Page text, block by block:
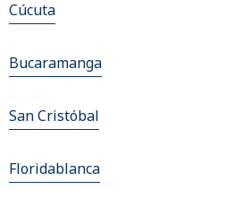
Cúcuta
Bucaramanga
San Cristóbal
Floridablanca